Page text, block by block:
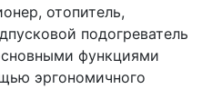
отопитель,
подогреватель
функциями
эргономичного